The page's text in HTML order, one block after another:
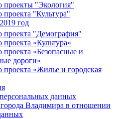
проекты "Экология"
проекта "Культура"
год
проекта "Демография"
«Культура»
проекта «Безопасные и
дороги»
проекта «Жилье и городская
данных
Владимира в отношении